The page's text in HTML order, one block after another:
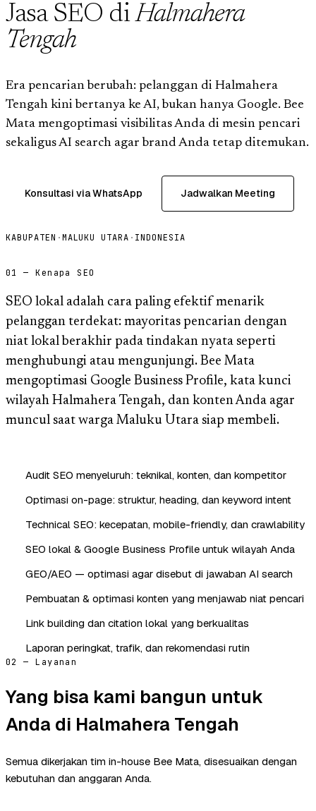
Jasa SEO diHalmahera
Tengah
Era pencarian berubah: pelanggan di Halmahera
Tengah kini bertanya ke AI, bukan hanya Google. Bee
Mata mengoptimasi visibilitas Anda di mesin pencari
sekaligus AI search agar brand Anda tetap ditemukan.
Konsultasi via WhatsApp Jadwalkan Meeting
KABUPATEN ·MALUKU UTARA · INDONESIA
01 — Kenapa SEO
SEO lokal adalah cara paling efektif menarik
pelanggan terdekat: mayoritas pencarian dengan
niat lokal berakhir pada tindakan nyata seperti
menghubungi atau mengunjungi. Bee Mata
mengoptimasi Google Business Profile, kata kunci
wilayah Halmahera Tengah, dan konten Anda agar
muncul saat warga Maluku Utara siap membeli.
Audit SEO menyeluruh: teknikal, konten, dan kompetitor
Optimasi on-page: struktur, heading, dan keyword intent
Technical SEO: kecepatan, mobile-friendly, dan crawlability
SEO lokal & Google Business Profile untuk wilayah Anda
GEO/AEO — optimasi agar disebut di jawaban AI search
Pembuatan & optimasi konten yang menjawab niat pencari
Link building dan citation lokal yang berkualitas
Laporan peringkat, trafik, dan rekomendasi rutin
02 — Layanan
Yang bisa kami bangun untuk
Anda di Halmahera Tengah
Semua dikerjakan tim in-house Bee Mata, disesuaikan dengan
kebutuhan dan anggaran Anda.